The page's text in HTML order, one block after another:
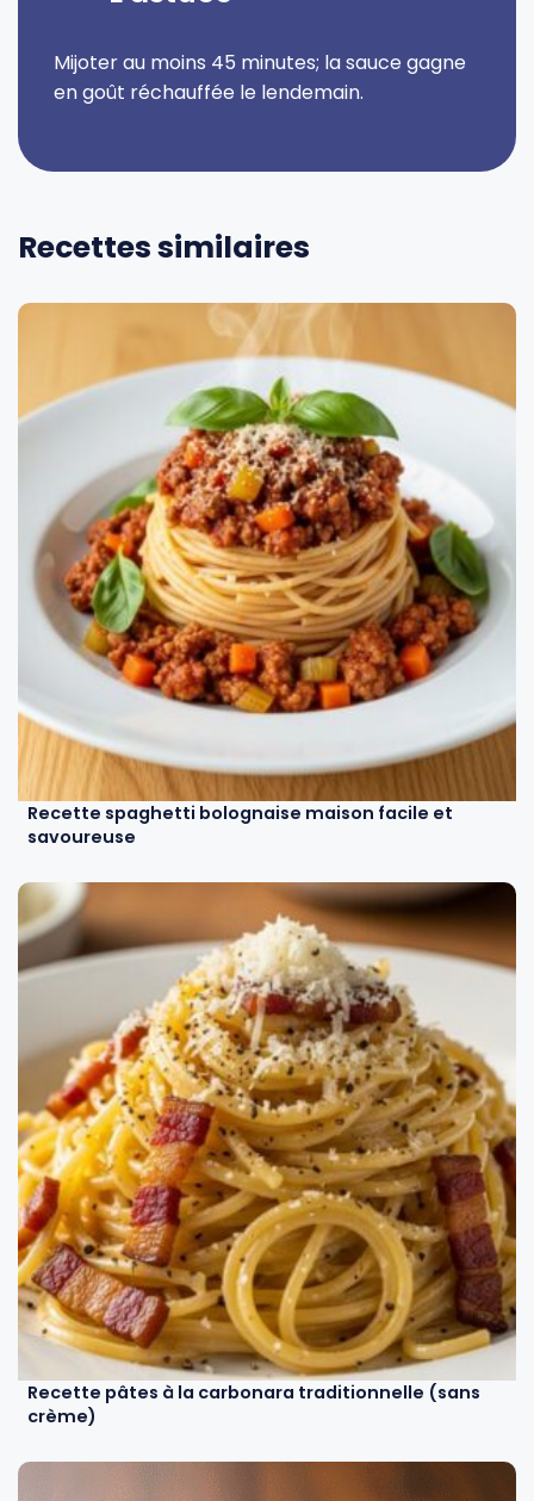
Mijoter au moins 45 minutes; la sauce gagne
en goût réchauffée le lendemain.
Recettes similaires
Recette spaghetti bolognaise maison facile et
savoureuse
Recette pâtes à la carbonara traditionnelle (sans
crème)